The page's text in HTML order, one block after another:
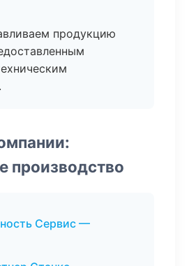
продукцию
производство
Сервис —